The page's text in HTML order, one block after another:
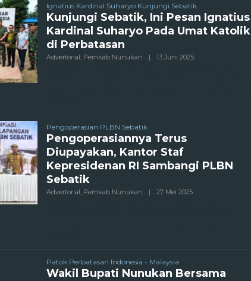
Ignatius Kardinal Suharyo Kunjungi Sebatik
Kunjungi Sebatik, Ini Pesan Ignatius
Kardinal Suharyo Pada Umat Katolik
di Perbatasan
Advertorial Pemkab Nunukan | 13 Juni 2025Oleh
Pengoperasian PLBN Sebatik
Pengoperasiannya Terus
Diupayakan, Kantor Staf
Kepresidenan RI Sambangi PLBN
Sebatik
Advertorial Pemkab Nunukan | 27 Mei 2025Oleh
Patok Perbatasan Indonesia - Malaysia
Wakil Bupati Nunukan Bersama